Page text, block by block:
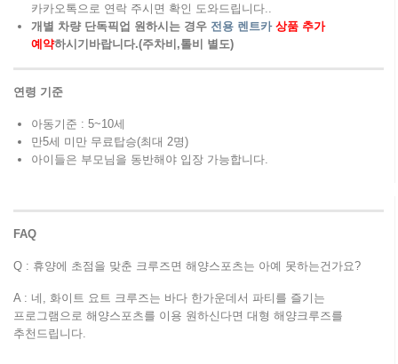
카카오톡으로 연락 주시면 확인 도와드립니다..
개별 차량 단독픽업 원하시는 경우 전용 렌트카 상품 추가
예약하시기바랍니다.(주차비,톨비 별도)
연령 기준
아동기준 : 5~10세
만5세 미만 무료탑승(최대 2명)
아이들은 부모님을 동반해야 입장 가능합니다.
FAQ
Q : 휴양에 초점을 맞춘 크루즈면 해양스포츠는 아예 못하는건가요?
A : 네, 화이트 요트 크루즈는 바다 한가운데서 파티를 즐기는
프로그램으로 해양스포츠를 이용 원하신다면 대형 해양크루즈를
추천드립니다.